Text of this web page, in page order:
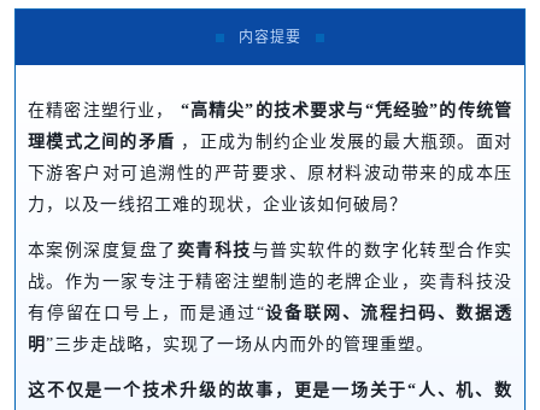
内容提要
在精密注塑行业，
“高精尖”的技术要求与“凭经验”的传统管
理模式之间的矛盾 ，正成为制约企业发展的最大瓶颈。面对
下游客户对可追溯性的严苛要求、原材料波动带来的成本压
力，以及一线招工难的现状，企业该如何破局？
本案例深度复盘了 奕青科技与普实软件的数字化转型合作实
战。作为一家专注于精密注塑制造的老牌企业，奕青科技没
有停留在口号上，而是通过“设备联网、流程扫码、数据透
明 ”三步走战略，实现了一场从内而外的管理重塑。
这不仅是一个技术升级的故事，更是一场关于“人、机、数